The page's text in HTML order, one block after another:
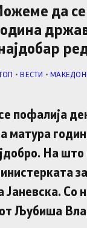
да
•ВЕСТИ •
пофалија
матура
На
Јаневска. Со
Љубиша